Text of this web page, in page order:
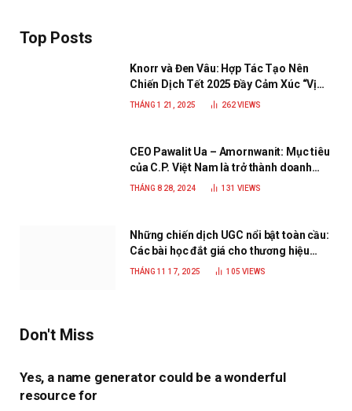
Top Posts
Knorr và Đen Vâu: Hợp Tác Tạo Nên
Chiến Dịch Tết 2025 Đầy Cảm Xúc “Vị
Nhà”
THÁNG 1 21, 2025 262VIEWS
CEO Pawalit Ua – Amornwanit: Mục tiêu
của C.P. Việt Nam là trở thành doanh
nghiệp xanh, phát triển bền vững
THÁNG 8 28, 2024 131 VIEWS
Những chiến dịch UGC nổi bật toàn cầu:
Các bài học đắt giá cho thương hiệu
năm 2025
THÁNG 11 17, 2025 105 VIEWS
Don't Miss
Yes, a name generator could be a wonderful
resource for